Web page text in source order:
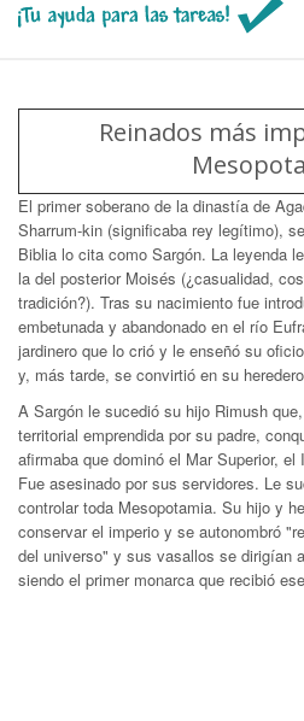
Reinados más
El primer soberano de la dinastía de
Sharrum-kin (significaba rey legítimo),
Biblia lo cita como Sargón. La leyenda
la del posterior Moisés (¿casualidad,
tradición?). Tras su nacimiento fue
embetunada y abandonado en el río
jardinero que lo crió y le enseñó su
y, más tarde, se convirtió en su
A Sargón le sucedió su hijo Rimush
territorial emprendida por su padre,
afirmaba que dominó el Mar Superior,
Fue asesinado por sus servidores. Le
controlar toda Mesopotamia. Su hijo y
conservar el imperio y se autonombró
del universo" y sus vasallos se dirigían
siendo el primer monarca que recibió